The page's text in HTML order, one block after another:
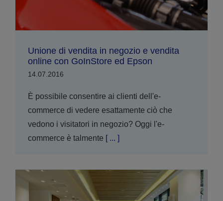
Unione di vendita in negozio e vendita
online con GoInStore ed Epson
14.07.2016
È possibile consentire ai clienti dell'e-
commerce di vedere esattamente ciò che
vedono i visitatori in negozio? Oggi l'e-
commerce è talmente [ ... ]